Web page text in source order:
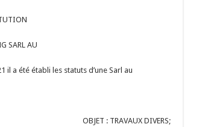
SARL AU
il a été établi les statuts d’une Sarl au
OBJET : TRAVAUX DIVERS;